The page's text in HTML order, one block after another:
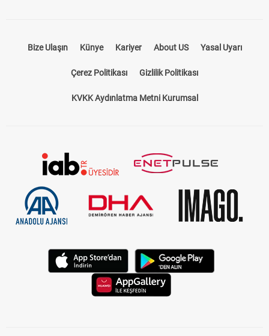
Bize Ulaşın Künye Kariyer About US Yasal Uyarı
Çerez Politikası Gizlilik Politikası
KVKK Aydınlatma Metni Kurumsal